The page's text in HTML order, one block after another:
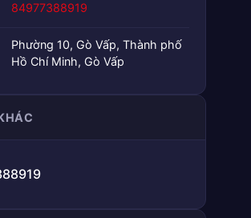
84977388919
Phường 10, Gò Vấp, Thành phố
Hồ Chí Minh, Gò Vấp